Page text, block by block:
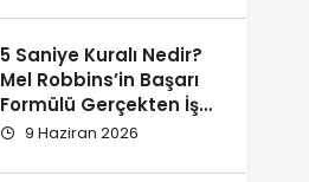
5 Saniye Kuralı Nedir?
Mel Robbins’in Başarı
Formülü Gerçekten İşe
Yarıyor
9 Haziran 2026